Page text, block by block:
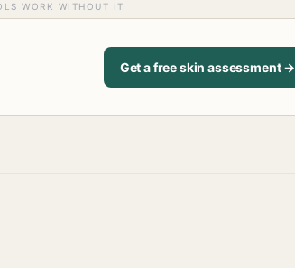
WORK WITHOUT IT
Get a free skin assessment →